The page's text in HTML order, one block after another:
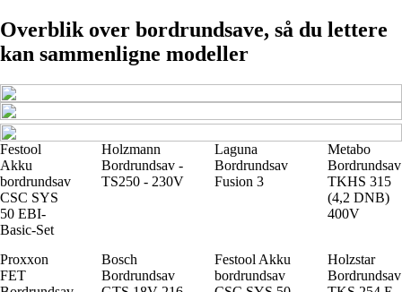
Overblik over bordrundsave, så du lettere
kan sammenligne modeller
Festool
Akku
bordrundsav
CSC SYS
50 EBI-
Basic-Set
Holzmann
Bordrundsav -
TS250 - 230V
Laguna
Bordrundsav
Fusion 3
Metabo
Bordrundsav
TKHS 315
(4,2 DNB)
400V
Proxxon
FET
Bosch
Bordrundsav
Festool Akku
bordrundsav
Holzstar
Bordrundsav